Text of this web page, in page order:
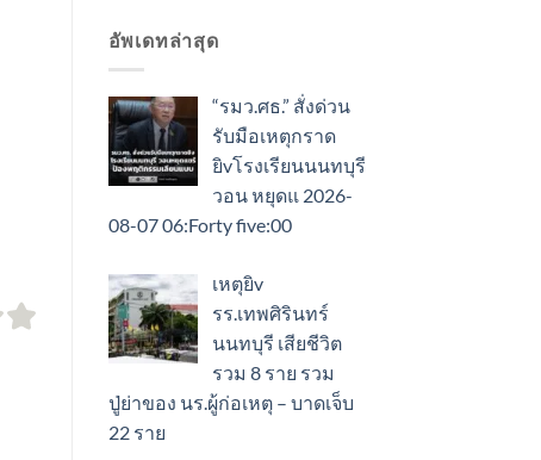
อัพเดทล่าสุด
“รมว.ศธ.” สั่งด่วน
รับมือเหตุกราด
ยิvโรงเรียนนนทบุรี
วอน หยุดแ 2026-
08-07 06:Forty five:00
เหตุยิv
รร.เทพศิรินทร์
นนทบุรี เสียชีวิต
รวม 8 ราย รวม
ปู่ย่าของ นร.ผู้ก่อเหตุ – บาดเจ็บ
22 ราย